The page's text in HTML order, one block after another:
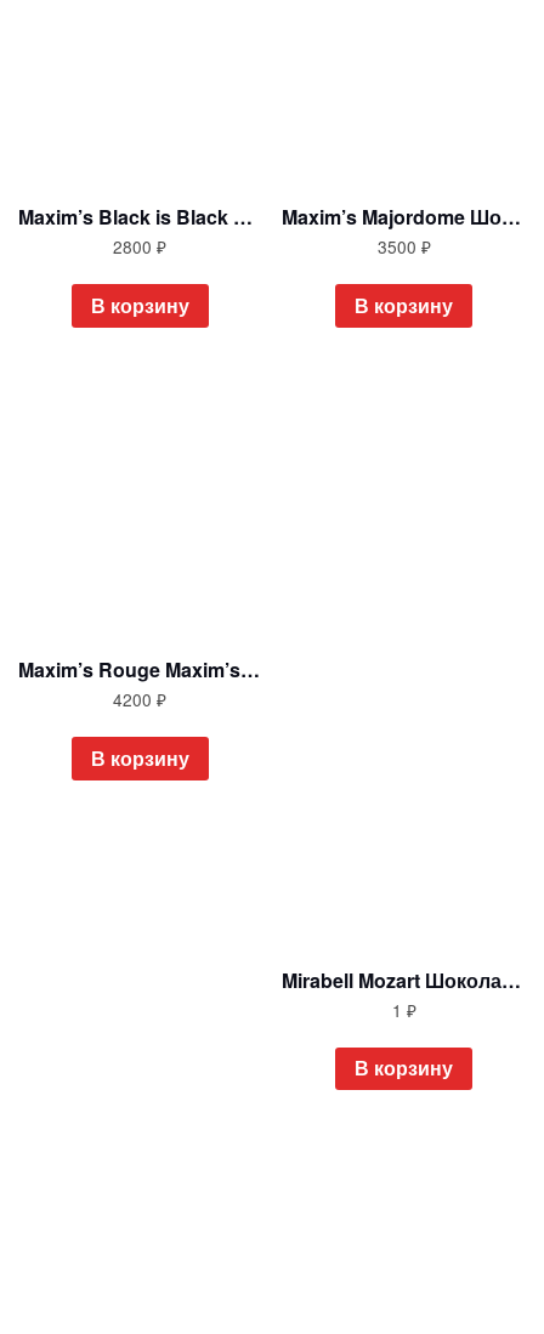
Maxim’s Black is Black Шоколадный VIP набор в шляпной коробке 433 гр Франция
2800₽
В корзину
Maxim’s Majordome Шоколадный набор в шляпной коробке, 570 гр Франция
3500 ₽
В корзину
Maxim’s Rouge Maxim’s Шоколадный набор в шляпной коробке 855 гр Франция
4200₽
В корзину
Mirabell Mozart Шоколадные конфеты в упаковке Цветочный комплимент 85 гр Австрия
1 ₽
В корзину